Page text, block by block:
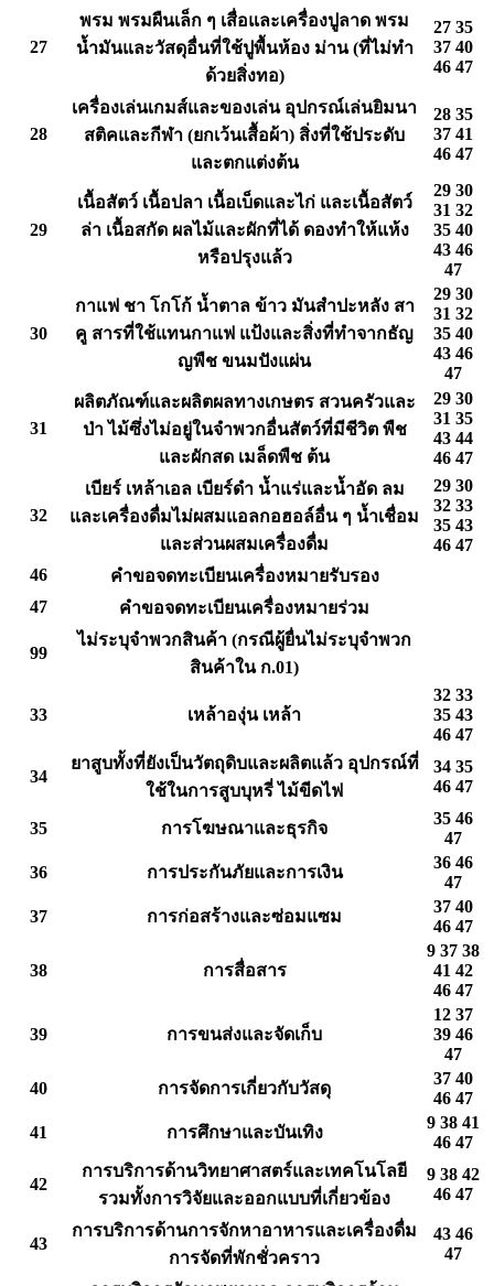
27
พรม พรมผืนเล็ก ๆ เสื่อและเครื่องปูลาด พรม
น้ำมันและวัสดุอื่นที่ใช้ปูพื้นห้อง ม่าน (ที่ไม่ทำ
ด้วยสิ่งทอ)
27 35
37 40
46 47
28
เครื่องเล่นเกมส์และของเล่น อุปกรณ์เล่นยิมนา
สติคและกีฬา (ยกเว้นเสื้อผ้า) สิ่งที่ใช้ประดับ
และตกแต่งต้น
28 35
37 41
46 47
29
เนื้อสัตว์ เนื้อปลา เนื้อเบ็ดและไก่ และเนื้อสัตว์
ล่า เนื้อสกัด ผลไม้และผักที่ได้ ดองทำให้แห้ง
หรือปรุงแล้ว
29 30
31 32
35 40
43 46
47
30
กาแฟ ชา โกโก้ น้ำตาล ข้าว มันสำปะหลัง สา
คู สารที่ใช้แทนกาแฟ แป้งและสิ่งที่ทำจากธัญ
ญพืช ขนมปังแผ่น
29 30
31 32
35 40
43 46
47
31
ผลิตภัณฑ์และผลิตผลทางเกษตร สวนครัวและ
ป่า ไม้ซึ่งไม่อยู่ในจำพวกอื่นสัตว์ที่มีชีวิต พืช
และผักสด เมล็ดพืช ต้น
29 30
31 35
43 44
46 47
32
เบียร์ เหล้าเอล เบียร์ดำ น้ำแร่และน้ำอัด ลม
และเครื่องดื่มไม่ผสมแอลกอฮอล์อื่น ๆ น้ำเชื่อม
และส่วนผสมเครื่องดื่ม
29 30
32 33
35 43
46 47
46
คำขอจดทะเบียนเครื่องหมายรับรอง
47
คำขอจดทะเบียนเครื่องหมายร่วม
99
ไม่ระบุจำพวกสินค้า (กรณีผู้ยื่นไม่ระบุจำพวก
สินค้าใน ก.01)
33 เหล้าองุ่น เหล้า
32 33
35 43
46 47
34
ยาสูบทั้งที่ยังเป็นวัตถุดิบและผลิตแล้ว อุปกรณ์ที่
ใช้ในการสูบบุหรี่ ไม้ขีดไฟ
34 35
46 47
35 การโฆษณาและธุรกิจ
35 46
47
36
การประกันภัยและการเงิน
36 46
47
37
การก่อสร้างและซ่อมแซม
37 40
46 47
38 การสื่อสาร
9 37 38
41 42
46 47
39 การขนส่งและจัดเก็บ
12 37
39 46
47
40
การจัดการเกี่ยวกับวัสดุ
37 40
46 47
41
การศึกษาและบันเทิง
9 38 41
46 47
42
การบริการด้านวิทยาศาสตร์และเทคโนโลยี
รวมทั้งการวิจัยและออกแบบที่เกี่ยวข้อง
9 38 42
46 47
43
การบริการด้านการจักหาอาหารและเครื่องดื่ม
การจัดที่พักชั่วคราว
43 46
47